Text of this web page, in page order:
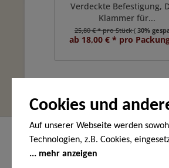
Cookies und
Auf unserer Webseite werden
Technologien, z.B. Cookies,
Endgerät gespeichert und/oder von
mehr anzeigen
Verdeckte Befestigung,
Klammer für...
25,80 € * pro Stück( 30%
ab 18,00 € * pro
Hier finden Sie uns
HOLZ-WOHNEN-GARTEN